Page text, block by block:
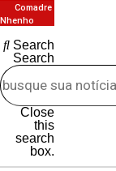
Comadre
Nhenho
Search
Search
Close
this
search
box.